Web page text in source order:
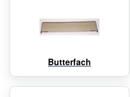
Butterfach